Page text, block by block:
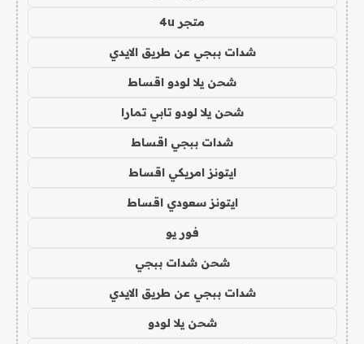
متجر 4u
شدات ببجي عن طريق الايدي
شحن يلا لودو اقساط
شحن يلا لودو تابي تمارا
شدات ببجي اقساط
ايتونز امريكي اقساط
ايتونز سعودي اقساط
فور يو
شحن شدات ببجي
شدات ببجي عن طريق الايدي
شحن يلا لودو